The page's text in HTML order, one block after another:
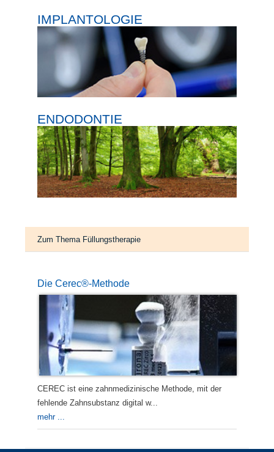
IMPLANTOLOGIE
ENDODONTIE
Zum Thema Füllungstherapie
Die Cerec®-Methode
CEREC ist eine zahnmedizinische Methode, mit der
fehlende Zahnsubstanz digital w...
mehr ...